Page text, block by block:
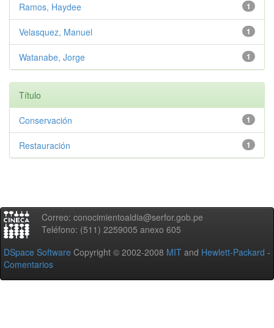
1
Ramos, Haydee
1
Velasquez, Manuel
1
Watanabe, Jorge
Título
1
Conservación
1
Restauración
Correo: conocimientoaldia@serfor.gob.pe
Teléfono: (511) 2259005 anexo 605
DSpace Software Copyright © 2002-2008 MIT and Hewlett-Packard -
Comentarios